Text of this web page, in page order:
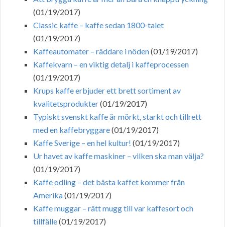
(01/19/2017)
Classic kaffe – kaffe sedan 1800-talet
(01/19/2017)
Kaffeautomater – räddare i nöden(01/19/2017)
Kaffekvarn – en viktig detalj i kaffeprocessen
(01/19/2017)
Krups kaffe erbjuder ett brett sortiment av
kvalitetsprodukter(01/19/2017)
Typiskt svenskt kaffe är mörkt, starkt och tillrett
med en kaffebryggare(01/19/2017)
Kaffe Sverige – en hel kultur! (01/19/2017)
Ur havet av kaffe maskiner – vilken ska man välja?
(01/19/2017)
Kaffe odling – det bästa kaffet kommer från
Amerika(01/19/2017)
Kaffe muggar – rätt mugg till var kaffesort och
tillfälle(01/19/2017)